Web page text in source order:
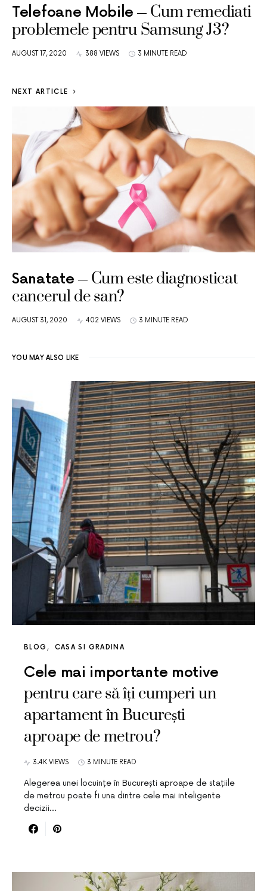
Telefoane Mobile
Cum remediati
problemele pentru Samsung J3?
AUGUST 17, 2020 388 VIEWS 3 MINUTE READ
NEXT ARTICLE
Sanatate
Cum este diagnosticat
cancerul de san?
AUGUST 31, 2020 402 VIEWS 3 MINUTE READ
YOU MAY ALSO LIKE
BLOG CASA SI GRADINA
Cele mai importante motive
pentru care să îți cumperi un
apartament în București
aproape de metrou?
3.4K VIEWS 3 MINUTE READ
Alegerea unei locuințe în București aproape de stațiile
de metrou poate fi una dintre cele mai inteligente
decizii…